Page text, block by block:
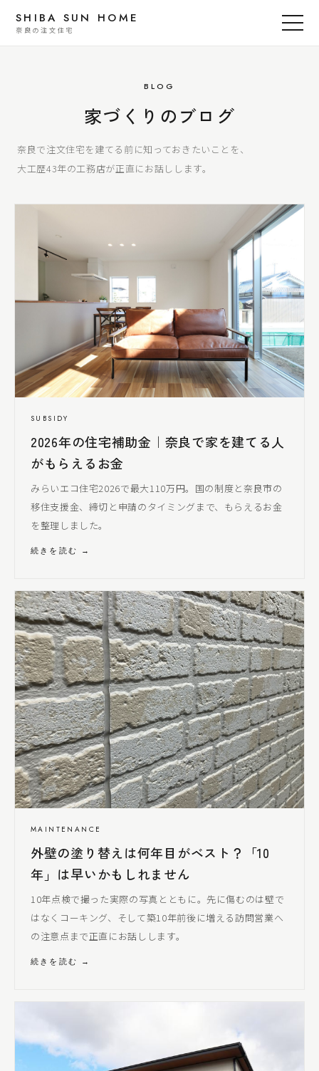
SHIBA SUN HOME
奈良の注文住宅
BLOG
家づくりのブログ
奈良で注文住宅を建てる前に知っておきたいことを、
大工歴43年の工務店が正直にお話しします。
SUBSIDY
2026年の住宅補助金｜奈良で家を建てる人
がもらえるお金
みらいエコ住宅2026で最大110万円。国の制度と奈良市の
移住支援金、締切と申請のタイミングまで、もらえるお金
を整理しました。
続きを読む →
MAINTENANCE
外壁の塗り替えは何年目がベスト？「10
年」は早いかもしれません
10年点検で撮った実際の写真とともに。先に傷むのは壁で
はなくコーキング、そして築10年前後に増える訪問営業へ
の注意点まで正直にお話しします。
続きを読む →